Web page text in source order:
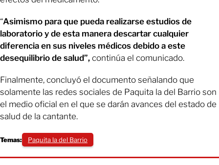
“Asimismo para que pueda realizarse estudios de
laboratorio y de esta manera descartar cualquier
diferencia en sus niveles médicos debido a este
desequilibrio de salud”, continúa el comunicado.
Finalmente, concluyó el documento señalando que
solamente las redes sociales de Paquita la del Barrio son
el medio oficial en el que se darán avances del estado de
salud de la cantante.
Temas: Paquita la del Barrio